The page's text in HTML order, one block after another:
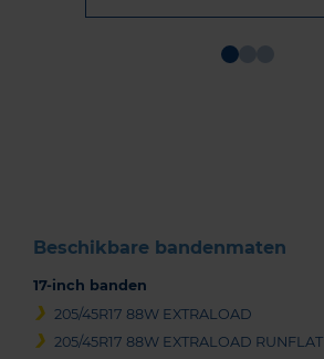
Beschikbare bandenmaten
17-inch banden
205/45R17 88W EXTRALOAD
205/45R17 88W EXTRALOAD RUNFLAT